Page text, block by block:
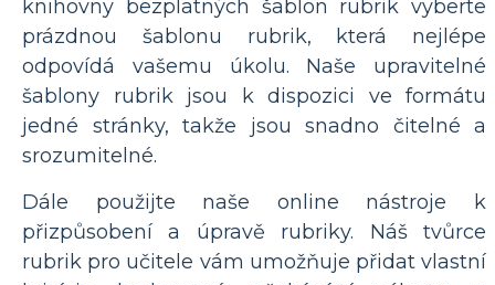
knihovny bezplatných šablon rubrik vyberte
prázdnou šablonu rubrik, která nejlépe
odpovídá vašemu úkolu. Naše upravitelné
šablony rubrik jsou k dispozici ve formátu
jedné stránky, takže jsou snadno čitelné a
srozumitelné.
Dále použijte naše online nástroje k
přizpůsobení a úpravě rubriky. Náš tvůrce
rubrik pro učitele vám umožňuje přidat vlastní